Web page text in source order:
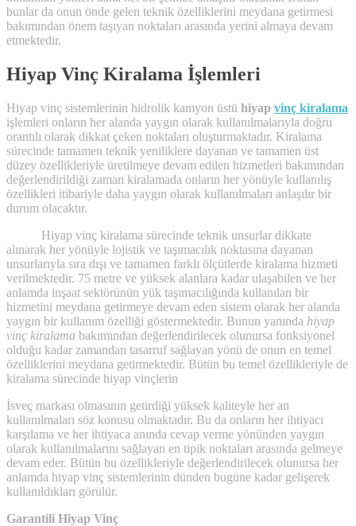
bunlar da onun önde gelen teknik özelliklerini meydana getirmesi
bakımından önem taşıyan noktaları arasında yerini almaya devam
etmektedir.
Hiyap Vinç Kiralama İşlemleri
Hiyap vinç sistemlerinin hidrolik kamyon üstü hiyap vinç kiralama
işlemleri onların her alanda yaygın olarak kullanılmalarıyla doğru
orantılı olarak dikkat çeken noktaları oluşturmaktadır. Kiralama
sürecinde tamamen teknik yeniliklere dayanan ve tamamen üst
düzey özellikleriyle üretilmeye devam edilen hizmetleri bakımından
değerlendirildiği zaman kiralamada onların her yönüyle kullanılış
özellikleri itibariyle daha yaygın olarak kullanılmaları anlaşılır bir
durum olacaktır.
Hiyap vinç kiralama sürecinde teknik unsurlar dikkate
alınarak her yönüyle lojistik ve taşımacılık noktasına dayanan
unsurlarıyla sıra dışı ve tamamen farklı ölçütlerde kiralama hizmeti
verilmektedir. 75 metre ve yüksek alanlara kadar ulaşabilen ve her
anlamda inşaat sektörünün yük taşımacılığında kullanılan bir
hizmetini meydana getirmeye devam eden sistem olarak her alanda
yaygın bir kullanım özelliği göstermektedir. Bunun yanında hiyap
vinç kiralama bakımından değerlendirilecek olunursa fonksiyonel
olduğu kadar zamandan tasarruf sağlayan yönü de onun en temel
özelliklerini meydana getirmektedir. Bütün bu temel özellikleriyle de
kiralama sürecinde hiyap vinçlerin
İsveç markası olmasının getirdiği yüksek kaliteyle her an
kullanılmaları söz konusu olmaktadır. Bu da onların her ihtiyacı
karşılama ve her ihtiyaca anında cevap verme yönünden yaygın
olarak kullanılmalarını sağlayan en tipik noktaları arasında gelmeye
devam eder. Bütün bu özellikleriyle değerlendirilecek olunursa her
anlamda hiyap vinç sistemlerinin dünden bugüne kadar gelişerek
kullanıldıkları görülür.
Garantili Hiyap Vinç